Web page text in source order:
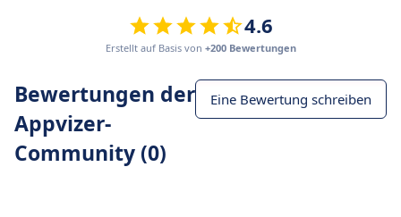
4.6
Erstellt auf Basis von +200 Bewertungen
Bewertungen der
Appvizer-
Community (0)
Eine Bewertung schreiben